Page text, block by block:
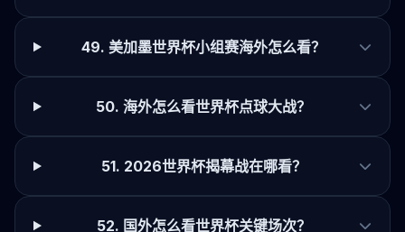
49. 美加墨世界杯小组赛海外怎么看？
50. 海外怎么看世界杯点球大战？
51. 2026世界杯揭幕战在哪看？
52. 国外怎么看世界杯关键场次？